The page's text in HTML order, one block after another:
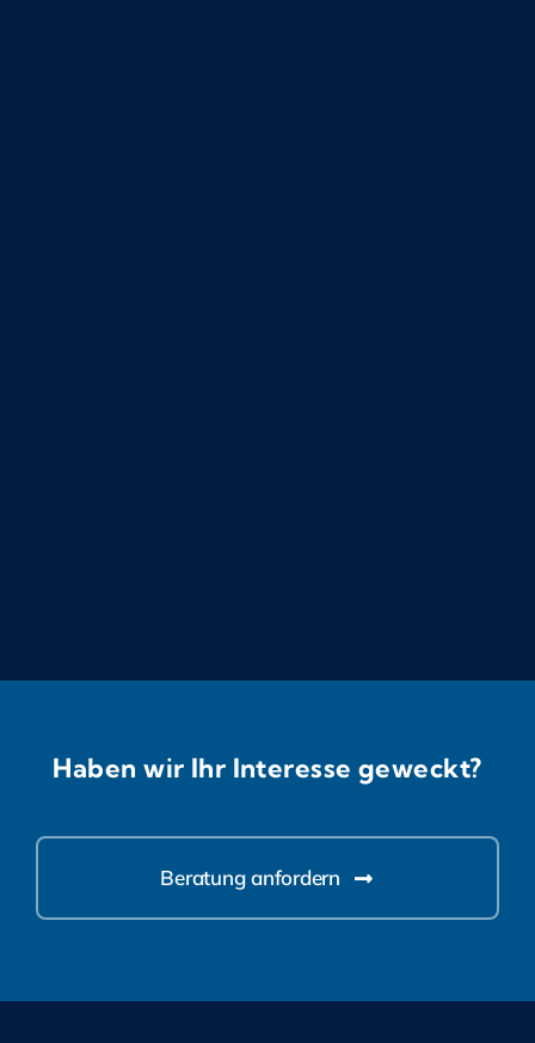
Haben wir Ihr Interesse geweckt?
Beratung anfordern